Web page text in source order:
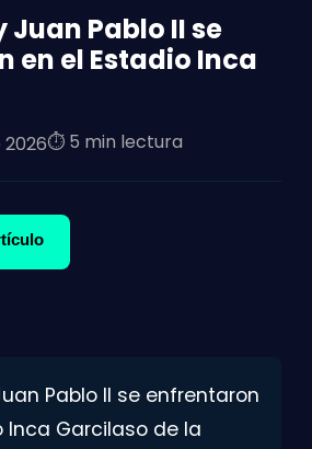
Juan Pablo II se
en el Estadio Inca
⏱️ 5 min lectura
Pablo II se enfrentaron
Inca Garcilaso de la